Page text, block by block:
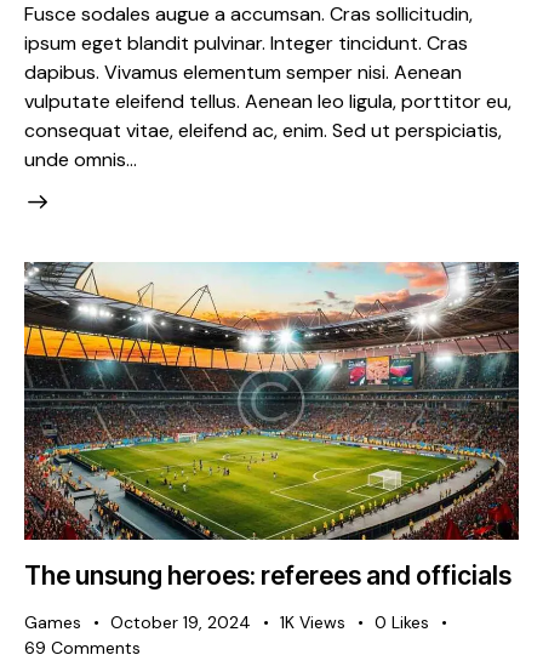
Fusce sodales augue a accumsan. Cras sollicitudin,
ipsum eget blandit pulvinar. Integer tincidunt. Cras
dapibus. Vivamus elementum semper nisi. Aenean
vulputate eleifend tellus. Aenean leo ligula, porttitor eu,
consequat vitae, eleifend ac, enim. Sed ut perspiciatis,
unde omnis…
The unsung heroes: referees and officials
Games October 19, 2024 1K Views 0 Likes
69 Comments